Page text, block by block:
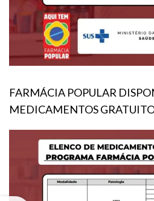
FARMÁCIA POPULAR
MEDICAMENTOS